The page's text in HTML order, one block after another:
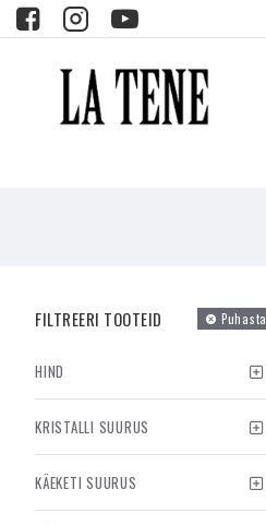
FILTREERI TOOTEID Puhasta
HIND
KÄEKETI SUURUS
KRISTALLI SUURUS